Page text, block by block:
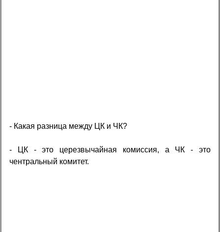
- Какая разница между ЦК и ЧК?
- ЦК - это церезвычайная комиссия, а ЧК - это
чентральный комитет.